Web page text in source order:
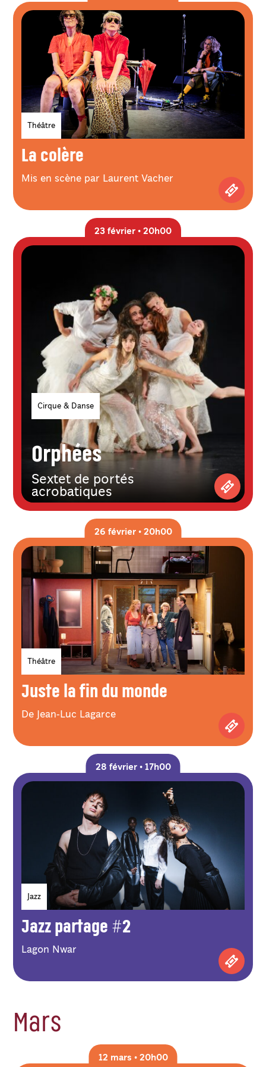
La colère
Théâtre
Mis en scène par Laurent Vacher
Orphées
Cirque & Danse
23 février • 20h00
Sextet de portés
acrobatiques
Juste la fin du monde
Théâtre
26 février • 20h00
De Jean-Luc Lagarce
Jazz partage #2
Jazz
28 février • 17h00
Lagon Nwar
Mars
12 mars • 20h00